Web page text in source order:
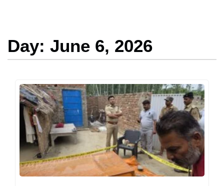
Day: June 6, 2026